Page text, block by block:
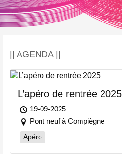
|| AGENDA ||
L’apéro de rentrée 2025
19-09-2025
Pont neuf à Compiègne
Apéro